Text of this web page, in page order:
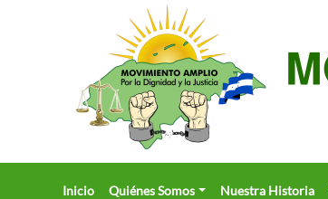
Inicio Quiénes Somos Nuestra Historia